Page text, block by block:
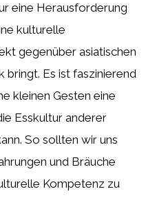
eine Herausforderung
kulturelle
gegenüber asiatischen
bringt. Es ist faszinierend
kleinen Gesten eine
Esskultur anderer
So sollten wir uns
und Bräuche
Kompetenz zu